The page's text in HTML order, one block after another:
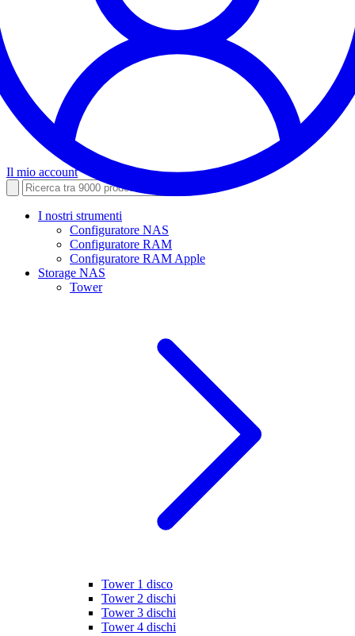
Il mio account
I nostri strumenti
Configuratore NAS
Configuratore RAM
Configuratore RAM Apple
Storage NAS
Tower
Tower 1 disco
Tower 2 dischi
Tower 3 dischi
Tower 4 dischi